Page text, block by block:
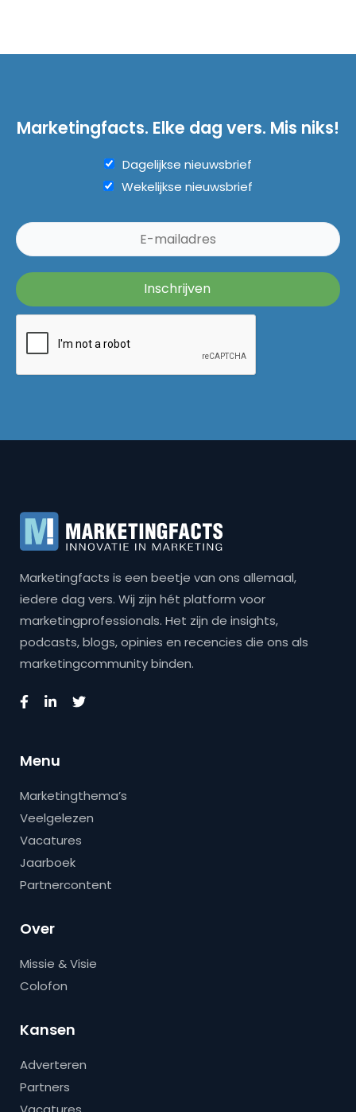
Marketingfacts. Elke dag vers. Mis niks!
Dagelijkse nieuwsbrief
Wekelijkse nieuwsbrief
Marketingfacts is een beetje van ons allemaal,
iedere dag vers. Wij zijn hét platform voor
marketingprofessionals. Het zijn de insights,
podcasts, blogs, opinies en recencies die ons als
marketingcommunity binden.
Menu
Marketingthema’s
Veelgelezen
Vacatures
Jaarboek
Partnercontent
Over
Missie & Visie
Colofon
Kansen
Adverteren
Partners